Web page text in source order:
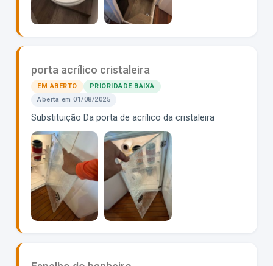
porta acrílico cristaleira
EM ABERTO
PRIORIDADE BAIXA
Aberta em 01/08/2025
Substituição Da porta de acrílico da cristaleira